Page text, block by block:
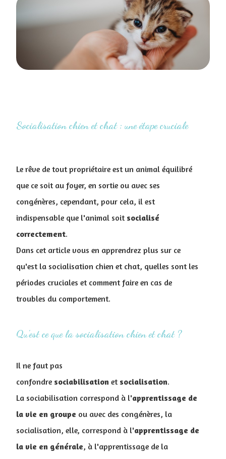
Socialisation chien et chat : une étape cruciale
Le rêve de tout propriétaire est un animal équilibré
que ce soit au foyer, en sortie ou avec ses
congénères, cependant, pour cela, il est
indispensable que l'animal soit socialisé
correctement.
Dans cet article vous en apprendrez plus sur ce
qu'est la socialisation chien et chat, quelles sont les
périodes cruciales et comment faire en cas de
troubles du comportement.
Qu'est ce que la socialisation chien et chat ?
Il ne faut pas
confondre sociabilisation et socialisation.
La sociabilisation correspond à l'apprentissage de
la vie en groupe ou avec des congénères, la
socialisation, elle, correspond à l'apprentissage de
la vie en générale, à l'apprentissage de la